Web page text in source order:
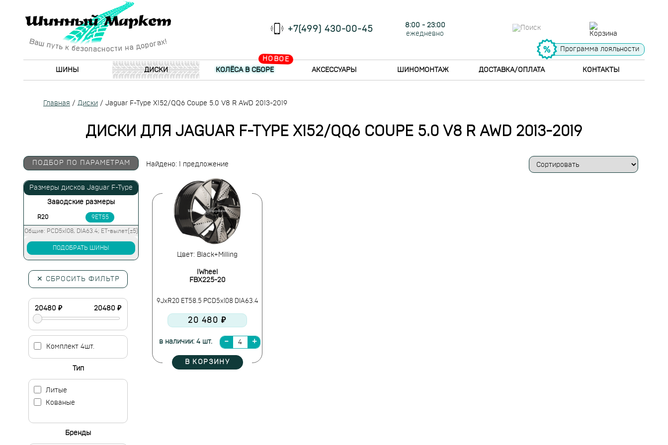
+7(499) 430-00-45
8:00 - 23:00
ежедневно
Программа лояльности
ШИНЫ ДИСКИ
НОВОЕ
КОЛЁСА В СБОРЕ АКСЕССУАРЫ ШИНОМОНТАЖ ДОСТАВКА/ОПЛАТА КОНТАКТЫ
Главная / Диски / Jaguar F-Type X152/QQ6 Coupe 5.0 V8 R AWD 2013-2019
ДИСКИ ДЛЯ JAGUAR F-TYPE X152/QQ6 COUPE 5.0 V8 R AWD 2013-2019
Найдено: 1 предложение
Цвет: Black+Milling
IWheel
FBX225-20
9JxR20 ET58.5 PCD5x108 DIA63.4
20 480 ₽
в наличии: 4 шт.
В КОРЗИНУ
ПОДБОР ПО ПАРАМЕТРАМ
Размеры дисков Jaguar F-Type
Заводские размеры
R20 9ET55
Общие: PCD5x108, DIA63.4; ET-вылет(±5)
ПОДОБРАТЬ ШИНЫ
✕ СБРОСИТЬ ФИЛЬТР
Комплект 4шт.
Тип
Литые
Кованые
Бренды